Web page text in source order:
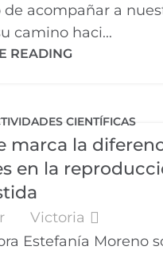
acompañar a
camino haci...
READING
CIENTÍFICAS
marca la
en la
Victoria
Estefanía Moreno